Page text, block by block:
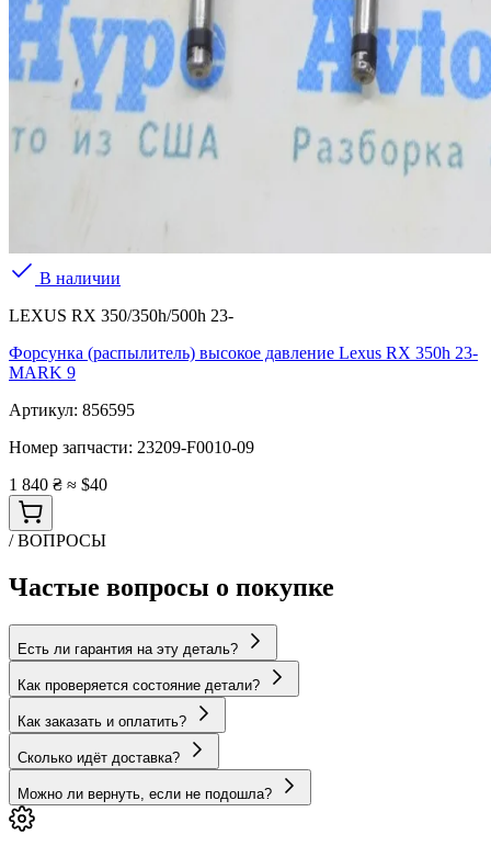
В наличии
LEXUS RX 350/350h/500h 23-
Форсунка (распылитель) высокое давление Lexus RX 350h 23-
MARK 9
Артикул: 856595
Номер запчасти: 23209-F0010-09
1 840 ₴ ≈ $40
/ ВОПРОСЫ
Частые вопросы о покупке
Есть ли гарантия на эту деталь?
Как проверяется состояние детали?
Как заказать и оплатить?
Сколько идёт доставка?
Можно ли вернуть, если не подошла?